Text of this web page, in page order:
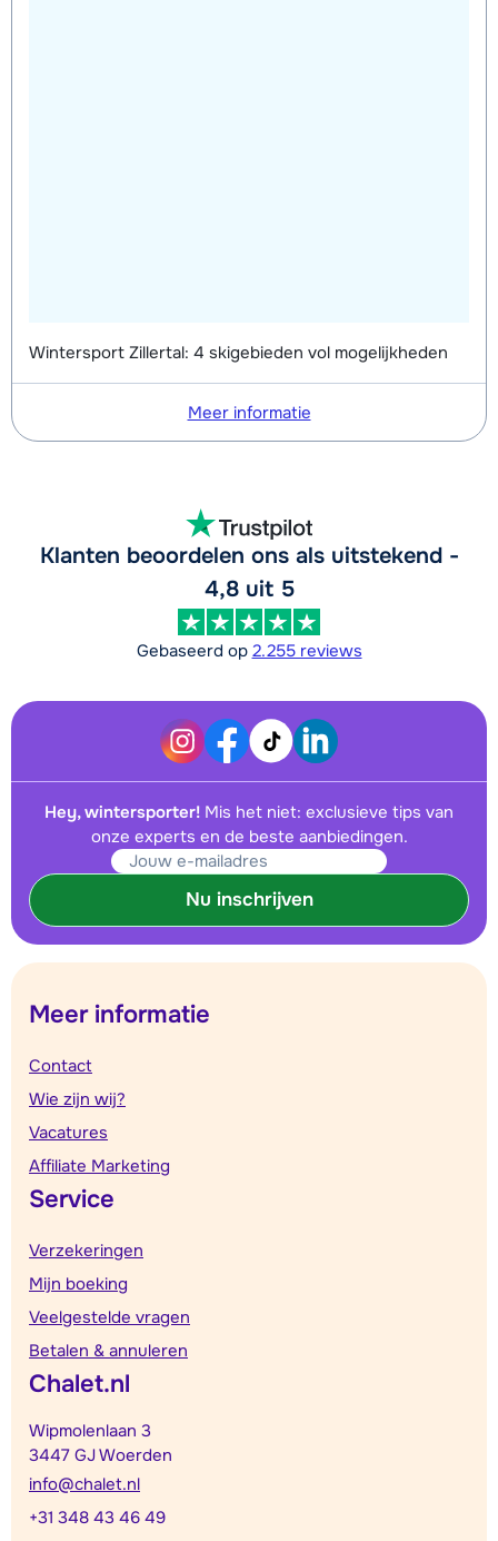
Wintersport Zillertal: 4 skigebieden vol mogelijkheden
Meer informatie
Klanten beoordelen ons als uitstekend -
4,8 uit 5
Gebaseerd op 2.255 reviews
Hey, wintersporter! Mis het niet: exclusieve tips van
onze experts en de beste aanbiedingen.
Nu inschrijven
Meer informatie
Contact
Wie zijn wij?
Vacatures
Affiliate Marketing
Service
Verzekeringen
Mijn boeking
Veelgestelde vragen
Betalen & annuleren
Chalet.nl
Wipmolenlaan 3
3447 GJ Woerden
info@chalet.nl
+31 348 43 46 49